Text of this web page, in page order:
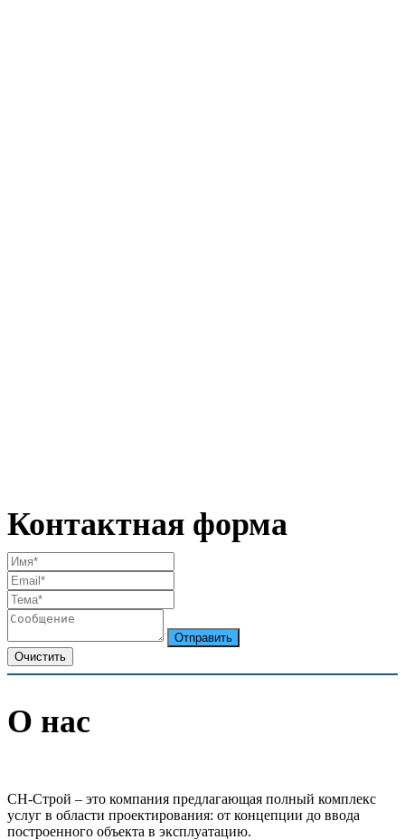
Контактная форма
О нас
СН-Строй – это компания предлагающая полный комплекс
услуг в области проектирования: от концепции до ввода
построенного объекта в эксплуатацию.